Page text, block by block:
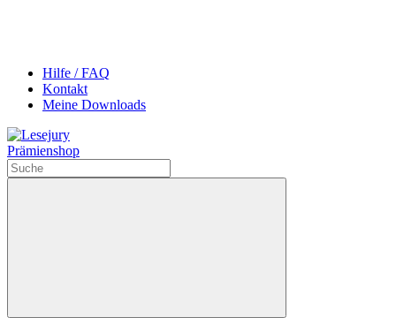
Hilfe / FAQ
Kontakt
Meine Downloads
Prämienshop